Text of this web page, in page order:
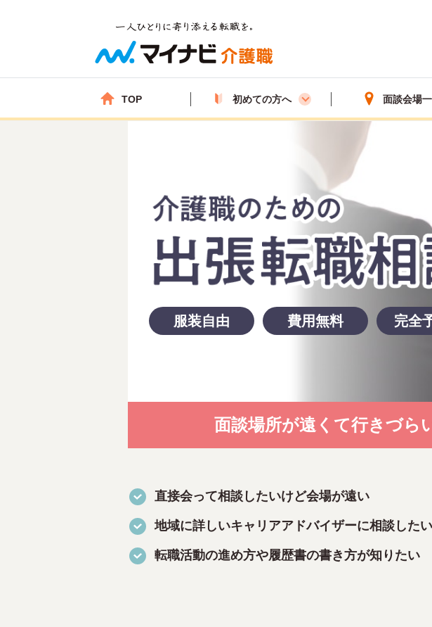
TOP 初めての方へ 面談会場
服装自由 費用無料 完全
面談場所が遠くて行きづら
直接会って相談したいけど会場が遠い
地域に詳しいキャリアアドバイザーに相談したい
転職活動の進め方や履歴書の書き方が知りたい